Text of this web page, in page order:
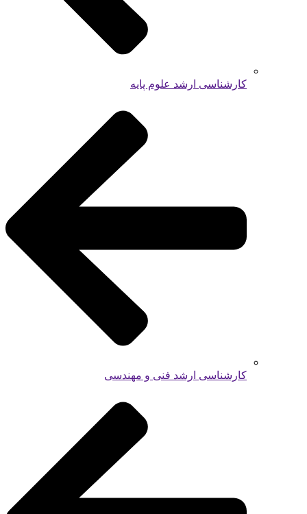
کارشناسی ارشد علوم پایه
کارشناسی ارشد فنی و مهندسی